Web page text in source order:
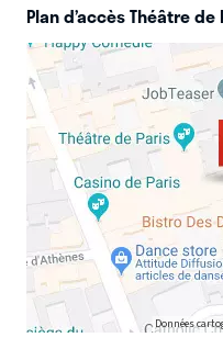
Plan d’accès Théâtre
Données